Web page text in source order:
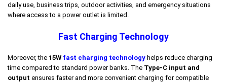
daily use, business trips, outdoor activities, and emergency situations
where access to a power outlet is limited.
Fast Charging Technology
Moreover, the 15W fast charging technology helps reduce charging
time compared to standard power banks. The Type-C input and
output ensures faster and more convenient charging for compatible